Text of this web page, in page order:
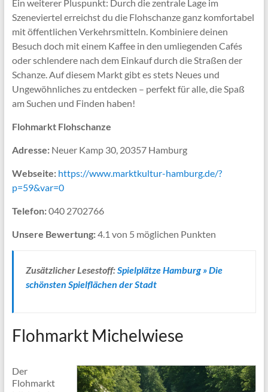
Ein weiterer Pluspunkt: Durch die zentrale Lage im
Szeneviertel erreichst du die Flohschanze ganz komfortabel
mit öffentlichen Verkehrsmitteln. Kombiniere deinen
Besuch doch mit einem Kaffee in den umliegenden Cafés
oder schlendere nach dem Einkauf durch die Straßen der
Schanze. Auf diesem Markt gibt es stets Neues und
Ungewöhnliches zu entdecken – perfekt für alle, die Spaß
am Suchen und Finden haben!
Flohmarkt Flohschanze
Adresse:Neuer Kamp 30, 20357 Hamburg
Webseite: https://www.marktkultur-hamburg.de/?
p=59&var=0
Telefon:040 2702766
Unsere Bewertung:4.1 von 5 möglichen Punkten
Zusätzlicher Lesestoff:Spielplätze Hamburg » Die
schönsten Spielflächen der Stadt
Flohmarkt Michelwiese
Der
Flohmarkt